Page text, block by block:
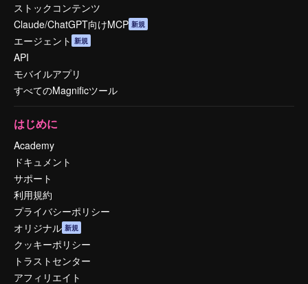
ストックコンテンツ
Claude/ChatGPT向けMCP 新規
エージェント 新規
API
モバイルアプリ
すべてのMagnificツール
はじめに
Academy
ドキュメント
サポート
利用規約
プライバシーポリシー
オリジナル 新規
クッキーポリシー
トラストセンター
アフィリエイト